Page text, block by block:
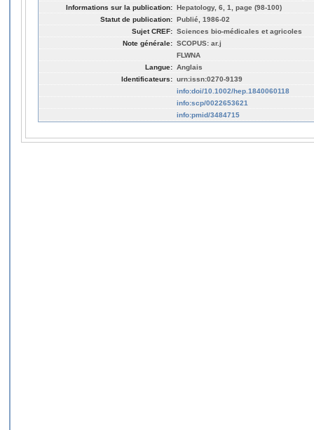
Informations sur la publication: Hepatology, 6, 1, page (98-100)
Statut de publication: Publié, 1986-02
Sujet CREF: Sciences bio-médicales et agricoles
Note générale: SCOPUS: ar.j
FLWNA
Langue: Anglais
Identificateurs: urn:issn:0270-9139
info:doi/10.1002/hep.1840060118
info:scp/0022653621
info:pmid/3484715